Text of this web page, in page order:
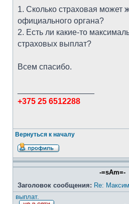
1. Сколько страховая может
официального органа?
2. Есть ли какие-то
страховых выплат?
Всем спасибо.
+375 25 6512288
Вернуться к началу
-=sAm=-
Заголовок сообщения: Re:
выплат.